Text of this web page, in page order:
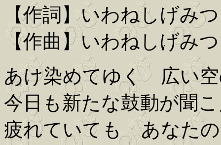
【作詞】いわねしげみつ
【作曲】いわねしげみつ
あけ染めてゆく 広い
今日も新たな鼓動が聞
疲れていても あなた